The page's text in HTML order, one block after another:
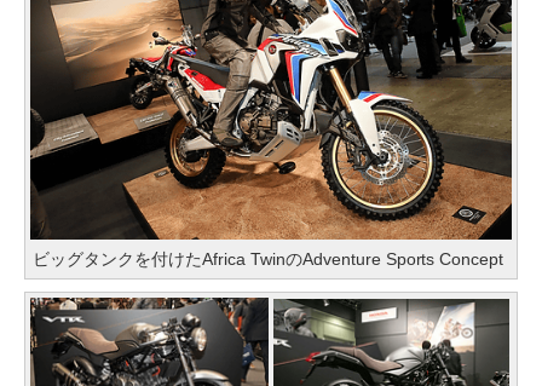
ビッグタンクを付けたAfrica TwinのAdventure Sports Concept